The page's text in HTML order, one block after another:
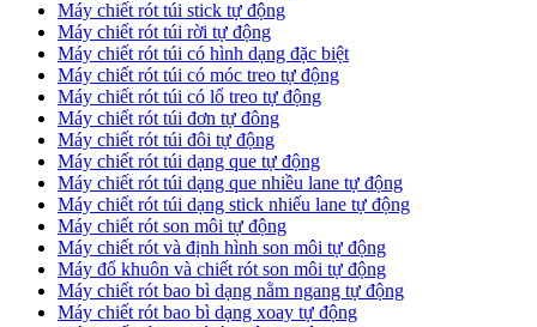
Máy chiết rót túi stick tự động
Máy chiết rót túi rời tự động
Máy chiết rót túi có hình dạng đặc biệt
Máy chiết rót túi có móc treo tự động
Máy chiết rót túi có lổ treo tự động
Máy chiết rót túi đơn tự đông
Máy chiết rót túi đôi tự động
Máy chiết rót túi dạng que tự động
Máy chiết rót túi dạng que nhiều lane tự động
Máy chiết rót túi dạng stick nhiếu lane tự động
Máy chiết rót son môi tự động
Máy chiết rót và định hình son môi tự động
Máy đổ khuôn và chiết rót son môi tự động
Máy chiết rót bao bì dạng nằm ngang tự động
Máy chiết rót bao bì dạng xoay tự động